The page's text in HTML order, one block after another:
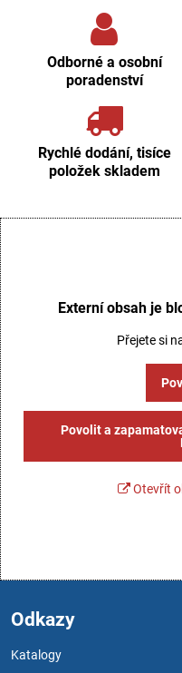
Odborné a osobní
poradenství
Rychlé dodání, tisíce
položek skladem
Externí obsah je
Přejete si
Povolit a
Otevřít
Odkazy
Katalogy